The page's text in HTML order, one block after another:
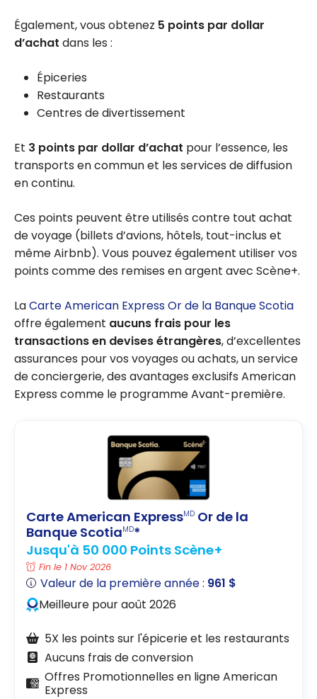
Également, vous obtenez 5 points par dollar
d’achat dans les :
Épiceries
Restaurants
Centres de divertissement
Et 3 points par dollar d’achat pour l’essence, les
transports en commun et les services de diffusion
en continu.
Ces points peuvent être utilisés contre tout achat
de voyage (billets d’avions, hôtels, tout-inclus et
même Airbnb). Vous pouvez également utiliser vos
points comme des remises en argent avec Scène+.
LaCarte American Express Or de la Banque Scotia
offre également aucuns frais pour les
transactions en devises étrangères, d’excellentes
assurances pour vos voyages ou achats, un service
de conciergerie, des avantages exclusifs American
Express comme le programme Avant-première.
Carte American ExpressMD Or de la
Banque ScotiaMD*
Jusqu'à 50 000 Points Scène+
Fin le 1 Nov 2026
Valeur de la première année : 961 $
Meilleure pour août 2026
5X les points sur l'épicerie et les restaurants
Aucuns frais de conversion
Offres Promotionnelles en ligne American
Express